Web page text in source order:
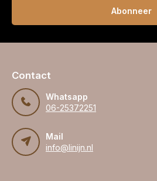
Abonneer
Contact
Whatsapp
06-25372251
Mail
info@linijn.nl